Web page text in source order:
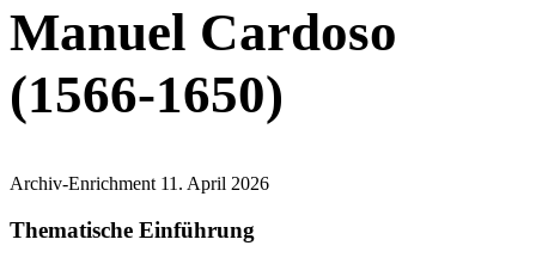
Manuel Cardoso
(1566-1650)
Archiv-Enrichment 11. April 2026
Thematische Einführung